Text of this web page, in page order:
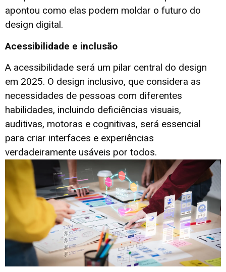
apontou como elas podem moldar o futuro do
design digital.
Acessibilidade e inclusão
A acessibilidade será um pilar central do design
em 2025. O design inclusivo, que considera as
necessidades de pessoas com diferentes
habilidades, incluindo deficiências visuais,
auditivas, motoras e cognitivas, será essencial
para criar interfaces e experiências
verdadeiramente usáveis por todos.